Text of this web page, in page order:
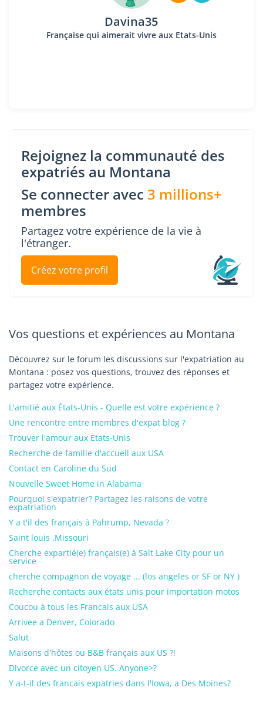
Davina35
Française qui aimerait vivre aux Etats-Unis
Rejoignez la communauté des
expatriés au Montana
Se connecter avec 3 millions+
membres
Partagez votre expérience de la vie à
l'étranger.
Créez votre profil
Vos questions et expériences au Montana
Découvrez sur le forum les discussions sur l'expatriation au
Montana : posez vos questions, trouvez des réponses et
partagez votre expérience.
L'amitié aux États-Unis - Quelle est votre expérience ?
Une rencontre entre membres d'expat blog ?
Trouver l'amour aux Etats-Unis
Recherche de famille d'accueil aux USA
Contact en Caroline du Sud
Nouvelle Sweet Home in Alabama
Pourquoi s'expatrier? Partagez les raisons de votre
expatriation
Y a t'il des français à Pahrump, Nevada ?
Saint louis ,Missouri
Cherche expartié(e) français(e) à Salt Lake City pour un
service
cherche compagnon de voyage ... (los angeles or SF or NY )
Recherche contacts aux états unis pour importation motos
Coucou à tous les Francais aux USA
Arrivee a Denver, Colorado
Salut
Maisons d'hôtes ou B&B français aux US ?!
Divorce avec un citoyen US. Anyone>?
Y a-t-il des francais expatries dans l'Iowa, a Des Moines?